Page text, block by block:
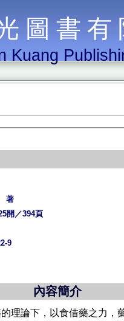
圖 書 有
Kuang
著
開／394頁
9
內容簡介
論下，以食借藥之力，